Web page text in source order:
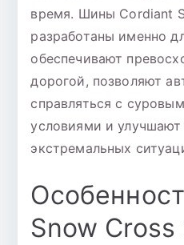
время. Шины Cordiant
разработаны именно
обеспечивают
дорогой, позволяют
справляться с
условиями и улучшают
экстремальных
Snow Cross